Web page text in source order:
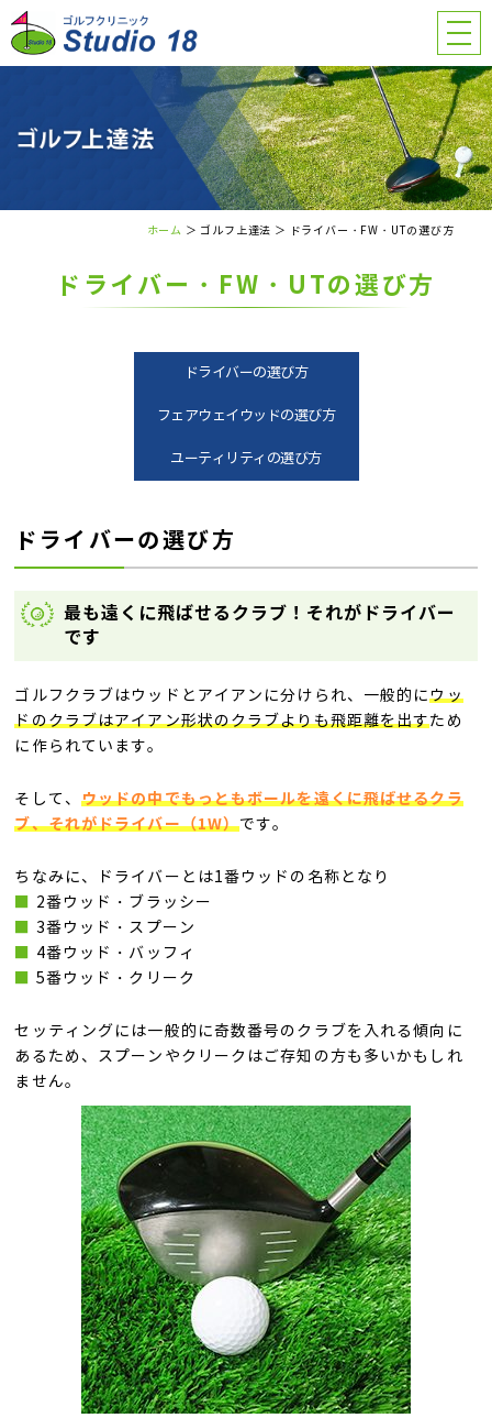
ホーム ＞ ゴルフ上達法 ＞ ドライバー・FW・UTの選び方
ドライバー・FW・UTの選び方
ドライバーの選び方
フェアウェイウッドの選び方
ユーティリティの選び方
ドライバーの選び方
最も遠くに飛ばせるクラブ！それがドライバー
です
ゴルフクラブはウッドとアイアンに分けられ、一般的にウッ
ドのクラブはアイアン形状のクラブよりも飛距離を出すため
に作られています。
そして、 ウッドの中でもっともボールを遠くに飛ばせるクラ
ブ、それがドライバー（1W）です。
ちなみに、ドライバーとは1番ウッドの名称となり
2番ウッド・ブラッシー
3番ウッド・スプーン
4番ウッド・バッフィ
5番ウッド・クリーク
セッティングには一般的に奇数番号のクラブを入れる傾向に
あるため、スプーンやクリークはご存知の方も多いかもしれ
ません。